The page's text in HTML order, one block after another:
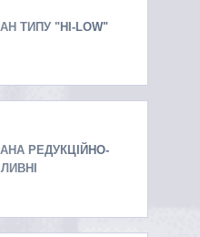
ТИПУ "HI-LOW"
РЕДУКЦІЙНО-